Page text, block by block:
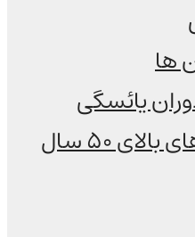
ها
یائسگی
50 سال